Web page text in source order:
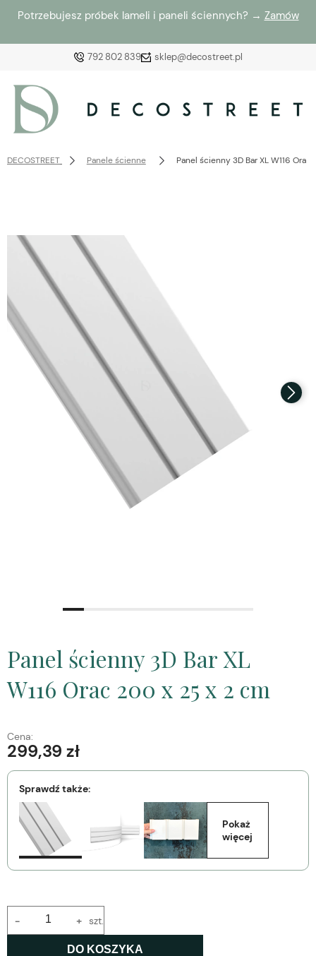
Potrzebujesz próbek lameli i paneli ściennych? → Zamów
792 802 839 sklep@decostreet.pl
Załóż konto
Wybierz coś dla siebie z naszej aktualnej oferty lub
zaloguj się, aby przywrócić dodane produkty do listy
DECOSTREET Panele ścienne Panel ścienny 3D Bar XL W116
Panel ścienny 3D Bar XL
W116 Orac 200 x 25 x 2 cm
Cena:
299,39 zł
Sprawdź także:
Pokaż
więcej
+
- szt.
DO KOSZYKA